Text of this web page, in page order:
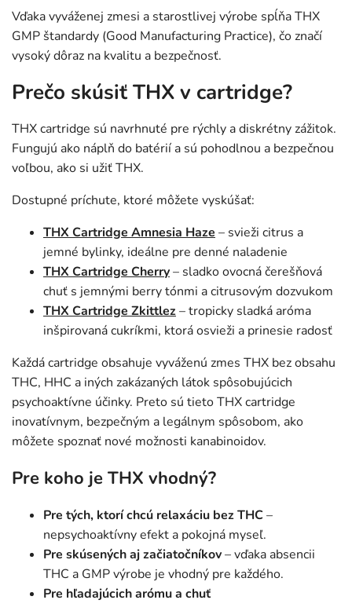
Vďaka vyváženej zmesi a starostlivej výrobe spĺňa THX
GMP štandardy (Good Manufacturing Practice), čo značí
vysoký dôraz na kvalitu a bezpečnosť.
Prečo skúsiť THX v cartridge?
THX cartridge sú navrhnuté pre rýchly a diskrétny zážitok.
Fungujú ako náplň do batérií a sú pohodlnou a bezpečnou
voľbou, ako si užiť THX.
Dostupné príchute, ktoré môžete vyskúšať:
THX Cartridge Amnesia Haze – svieži citrus a
jemné bylinky, ideálne pre denné naladenie
THX Cartridge Cherry– sladko ovocná čerešňová
chuť s jemnými berry tónmi a citrusovým dozvukom
THX Cartridge Zkittlez– tropicky sladká aróma
inšpirovaná cukríkmi, ktorá osvieži a prinesie radosť
Každá cartridge obsahuje vyváženú zmes THX bez obsahu
THC, HHC a iných zakázaných látok spôsobujúcich
psychoaktívne účinky. Preto sú tieto THX cartridge
inovatívnym, bezpečným a legálnym spôsobom, ako
môžete spoznať nové možnosti kanabinoidov.
Pre koho je THX vhodný?
Pre tých, ktorí chcú relaxáciu bez THC–
nepsychoaktívny efekt a pokojná myseľ.
Pre skúsených aj začiatočníkov– vďaka absencii
THC a GMP výrobe je vhodný pre každého.
Pre hľadajúcich arómu a chuť